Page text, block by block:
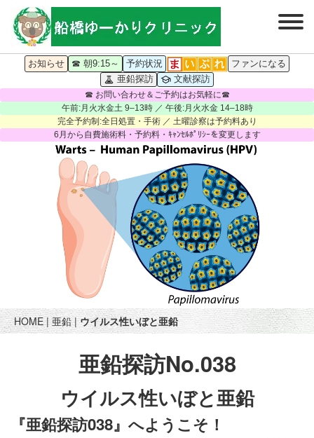
お知らせ ☎ 朝9:15～ 予約状況
ファンになる
亜鉛探訪
文献探訪
☎ お問い合わせ＆ご予約はお気軽に☎
午前:月火水金土 9–13時 ／ 午後:月火水金 14–18時
完全予約制:全日処置・手術 ／ 土曜診察は予約料あり
6月から自費施術料・予約料・ｷｬﾝｾﾙﾎﾟﾘｼｰを変更します
HOME|亜鉛|ウイルス性いぼと亜鉛
亜鉛探訪No.038
ウイルス性いぼと亜鉛
『亜鉛探訪038』へようこそ！